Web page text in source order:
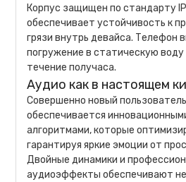
Корпус защищен по стандарту
обеспечивает устойчивость к
грязи внутрь девайса. Телефон
погружение в статическую воду
течение получаса.
Аудио как в настоящем
Совершенно новый
обеспечивается
алгоритмами, которые
гарантируя яркие эмоции от
Двойные динамики и
аудиоэффекты обеспечивают